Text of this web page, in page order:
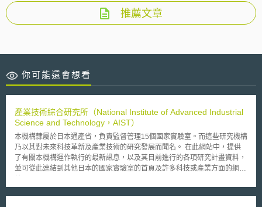
推薦文章
你可能還會想看
產業技術綜合研究所（National Institute of Advanced Industrial
Science and Technology，AIST）
本機構隸屬於日本通產省，負責監督管理15個國家實驗室。而這些研究機構
乃以其對未來科技革新及產業技術的研究發展而聞名。 在此網站中，提供
了有關本機構運作執行的最新訊息，以及其目前進行的各項研究計畫資料，
並可從此連結到其他日本的國家實驗室的首頁及許多科技或產業方面的網